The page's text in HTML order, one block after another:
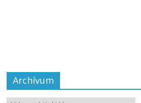
Archívum